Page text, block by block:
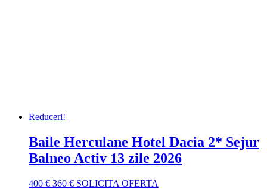
Reduceri!
Baile Herculane Hotel Dacia 2* Sejur
Balneo Activ 13 zile 2026
400€ Prețul
360 €Prețul
SOLICITA OFERTA